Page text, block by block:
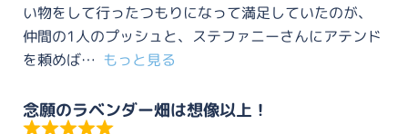
い物をして行ったつもりになって満足していたのが、
仲間の1人のプッシュと、ステファニーさんにアテンド
を頼めば
もっと見る
念願のラベンダー畑は想像以上！